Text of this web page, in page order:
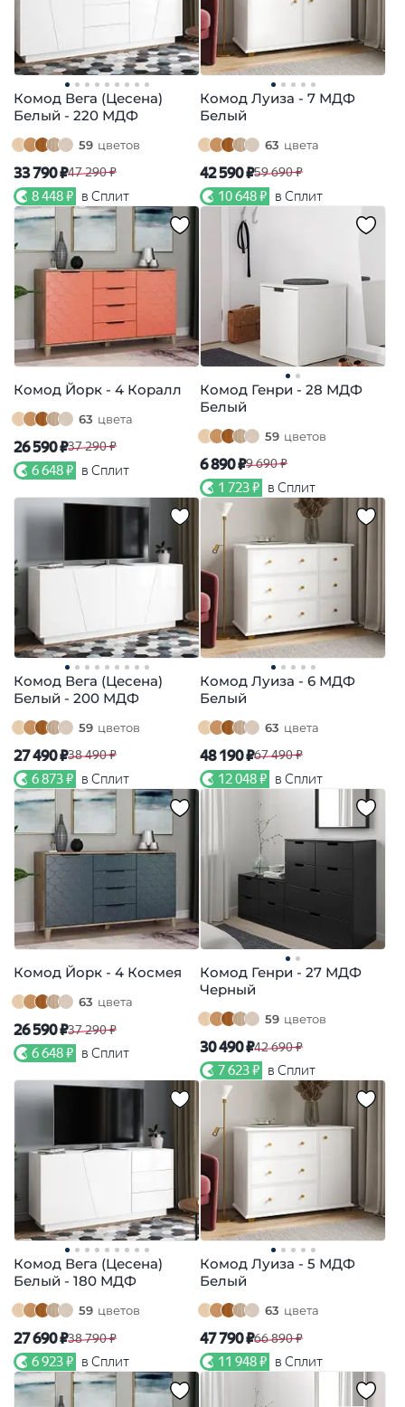
Комод Вега (Цесена)
Белый - 220 МДФ
59 цветов
33 790 ₽47 290 ₽
8 448 ₽ в Сплит
Комод Луиза - 7 МДФ
Белый
63 цвета
42 590 ₽59 690 ₽
10 648 ₽ в Сплит
Комод Йорк - 4 Коралл
63 цвета
26 590 ₽37 290 ₽
6 648 ₽ в Сплит
Комод Генри - 28 МДФ
Белый
59 цветов
6 890 ₽9 690 ₽
1 723 ₽ в Сплит
Комод Вега (Цесена)
Белый - 200 МДФ
59 цветов
27 490 ₽38 490 ₽
6 873 ₽ в Сплит
Комод Луиза - 6 МДФ
Белый
63 цвета
48 190 ₽67 490 ₽
12 048 ₽ в Сплит
Комод Йорк - 4 Космея
63 цвета
26 590 ₽37 290 ₽
6 648 ₽ в Сплит
Комод Генри - 27 МДФ
Черный
59 цветов
30 490 ₽42 690 ₽
7 623 ₽ в Сплит
Комод Вега (Цесена)
Белый - 180 МДФ
59 цветов
27 690 ₽38 790 ₽
6 923 ₽ в Сплит
Комод Луиза - 5 МДФ
Белый
63 цвета
47 790 ₽66 890 ₽
11 948 ₽ в Сплит